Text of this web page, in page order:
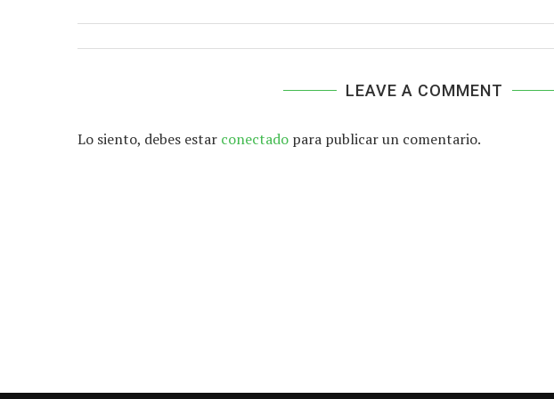
LEAVE A COMMENT
Lo siento, debes estar conectado para publicar un comentario.